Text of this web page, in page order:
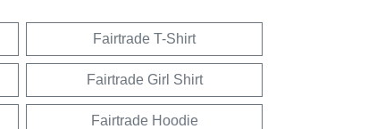
Fairtrade T-Shirt
Fairtrade Girl Shirt
Fairtrade Hoodie